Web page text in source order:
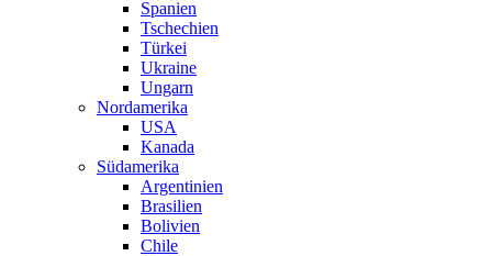
Spanien
Tschechien
Türkei
Ukraine
Ungarn
Nordamerika
USA
Kanada
Südamerika
Argentinien
Brasilien
Bolivien
Chile